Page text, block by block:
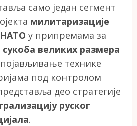
само један сегмент
милитаризације
НАТО у припремама за
сукоба великих размера
технике
под контролом
део стратегије
руског
.